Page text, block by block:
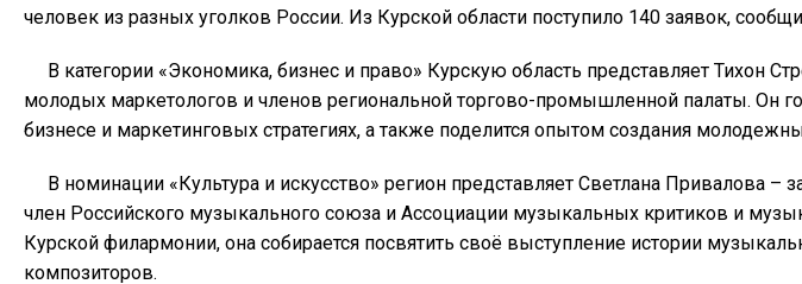
человек из разных уголков России. Из Курской области поступило 140 заявок,
В категории «Экономика, бизнес и право» Курскую область представляет Тихон
молодых маркетологов и членов региональной торгово-промышленной палаты. Он
бизнесе и маркетинговых стратегиях, а также поделится опытом создания
В номинации «Культура и искусство» регион представляет Светлана Привалова
член Российского музыкального союза и Ассоциации музыкальных критиков и
Курской филармонии, она собирается посвятить своё выступление истории
композиторов.